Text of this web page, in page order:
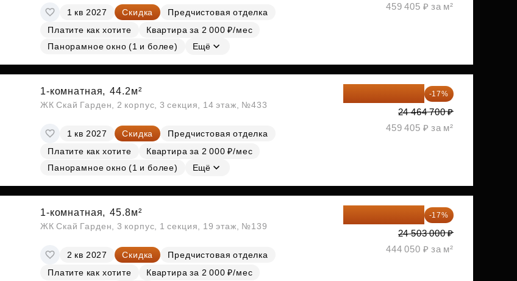
1 кв 2027 Скидка
Предчистовая отделка
Платите как хотите
Квартира за 2 000 ₽/мес
Панорамное окно (1 и более)
Ещё
459 405 ₽ за м²
1-комнатная, 44.2м²
ЖК Скай Гарден, 2 корпус, 3 секция, 14 этаж, №433
1 кв 2027 Скидка
Предчистовая отделка
Платите как хотите
Квартира за 2 000 ₽/мес
Панорамное окно (1 и более)
Ещё
-17%
24 464 700 ₽
459 405 ₽ за м²
1-комнатная, 45.8м²
ЖК Скай Гарден, 3 корпус, 1 секция, 19 этаж, №139
2 кв 2027 Скидка
Предчистовая отделка
Платите как хотите
Квартира за 2 000 ₽/мес
-17%
24 503 000 ₽
444 050 ₽ за м²